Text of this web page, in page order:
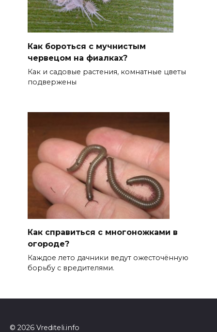
Как бороться с мучнистым
червецом на фиалках?
Как и садовые растения, комнатные цветы
подвержены
Как справиться с многоножками в
огороде?
Каждое лето дачники ведут ожесточённую
борьбу с вредителями.
© 2026 Vrediteli.info